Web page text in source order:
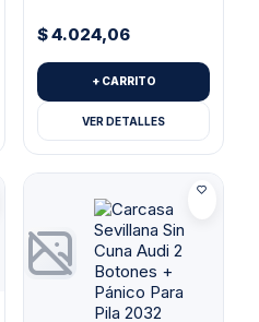
$4.024,06
+ CARRITO
VER DETALLES